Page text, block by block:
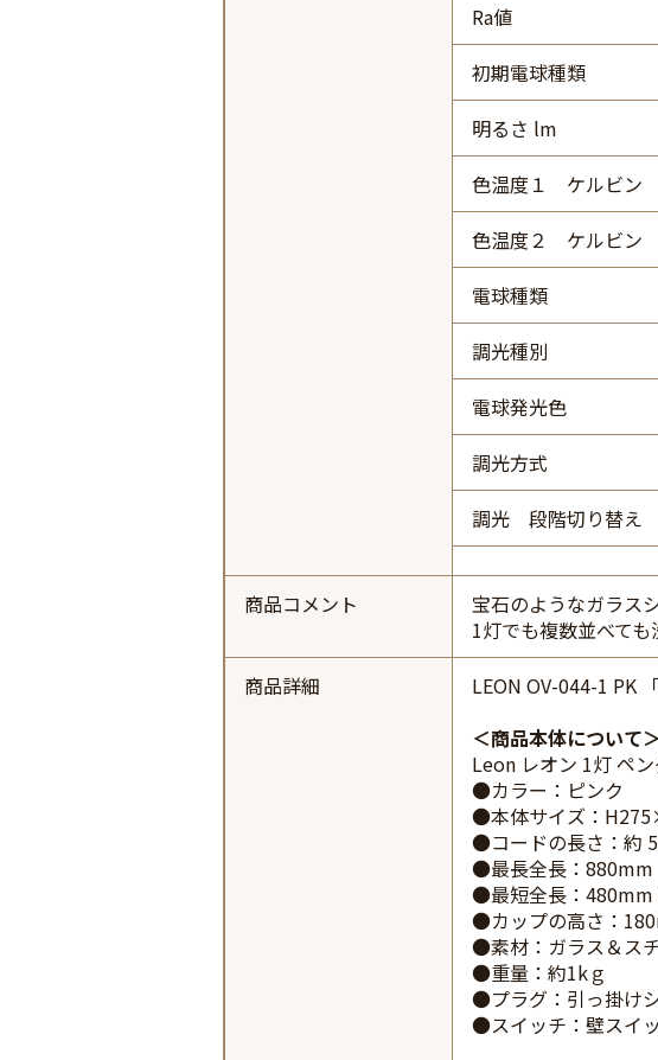
Ra値
初期電球種類
明るさ lm
色温度１ ケルビン
色温度２ ケルビン
電球種類
調光種別
電球発光色
調光方式
調光 段階切り替え
商品コメント
宝石のようなガラス
1灯でも複数並べても
商品詳細
LEON OV-044-1 PK
商品本体について
Leon レオン 1灯 ペ
●カラー：ピンク
●本体サイズ：
●コードの長さ：約
●最長全長：880mm
●最短全長：480mm
●カップの高さ：
●素材：ガラス＆ス
●重量：約1kｇ
●プラグ：引っ掛け
●スイッチ：壁スイ